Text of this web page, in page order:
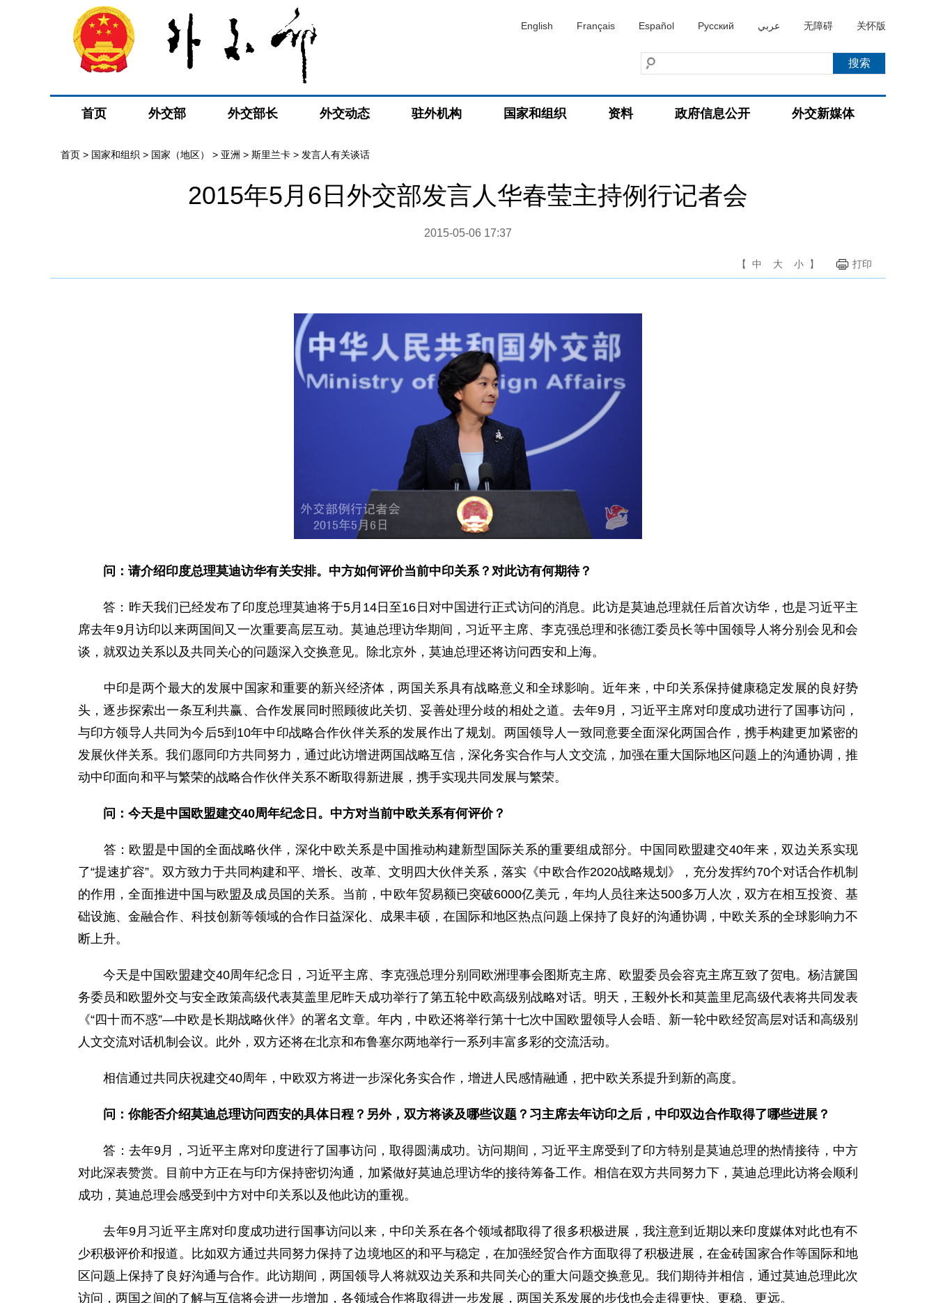
English Français Español Русский عربي 无障碍 关怀版
首页 外交部 外交部长 外交动态 驻外机构 国家和组织 资料 政府信息公开 外交新媒体
首页 > 国家和组织 > 国家（地区） > 亚洲 > 斯里兰卡 > 发言人有关谈话
2015年5月6日外交部发言人华春莹主持例行记者会
2015-05-06 17:37
【 中 大 小 】 打印
问：请介绍印度总理莫迪访华有关安排。中方如何评价当前中印关系？对此访有何期待？
答：昨天我们已经发布了印度总理莫迪将于5月14日至16日对中国进行正式访问的消息。此访是莫迪总理就任后首次访华，也是习近平主
席去年9月访印以来两国间又一次重要高层互动。莫迪总理访华期间，习近平主席、李克强总理和张德江委员长等中国领导人将分别会见和会
谈，就双边关系以及共同关心的问题深入交换意见。除北京外，莫迪总理还将访问西安和上海。
中印是两个最大的发展中国家和重要的新兴经济体，两国关系具有战略意义和全球影响。近年来，中印关系保持健康稳定发展的良好势
头，逐步探索出一条互利共赢、合作发展同时照顾彼此关切、妥善处理分歧的相处之道。去年9月，习近平主席对印度成功进行了国事访问，
与印方领导人共同为今后5到10年中印战略合作伙伴关系的发展作出了规划。两国领导人一致同意要全面深化两国合作，携手构建更加紧密的
发展伙伴关系。我们愿同印方共同努力，通过此访增进两国战略互信，深化务实合作与人文交流，加强在重大国际地区问题上的沟通协调，推
动中印面向和平与繁荣的战略合作伙伴关系不断取得新进展，携手实现共同发展与繁荣。
问： 今天是中国欧盟建交40周年纪念日。中方对当前中欧关系有何评价？
答：欧盟是中国的全面战略伙伴，深化中欧关系是中国推动构建新型国际关系的重要组成部分。中国同欧盟建交40年来，双边关系实现
了“提速扩容”。双方致力于共同构建和平、增长、改革、文明四大伙伴关系，落实《中欧合作2020战略规划》，充分发挥约70个对话合作机制
的作用，全面推进中国与欧盟及成员国的关系。当前，中欧年贸易额已突破6000亿美元，年均人员往来达500多万人次，双方在相互投资、基
础设施、金融合作、科技创新等领域的合作日益深化、成果丰硕，在国际和地区热点问题上保持了良好的沟通协调，中欧关系的全球影响力不
断上升。
今天是中国欧盟建交40周年纪念日，习近平主席、李克强总理分别同欧洲理事会图斯克主席、欧盟委员会容克主席互致了贺电。杨洁篪国
务委员和欧盟外交与安全政策高级代表莫盖里尼昨天成功举行了第五轮中欧高级别战略对话。明天，王毅外长和莫盖里尼高级代表将共同发表
《“四十而不惑”—中欧是长期战略伙伴》的署名文章。年内，中欧还将举行第十七次中国欧盟领导人会晤、新一轮中欧经贸高层对话和高级别
人文交流对话机制会议。此外，双方还将在北京和布鲁塞尔两地举行一系列丰富多彩的交流活动。
相信通过共同庆祝建交40周年，中欧双方将进一步深化务实合作，增进人民感情融通，把中欧关系提升到新的高度。
问：你能否介绍莫迪总理访问西安的具体日程？另外，双方将谈及哪些议题？习主席去年访印之后，中印双边合作取得了哪些进展？
答：去年9月，习近平主席对印度进行了国事访问，取得圆满成功。访问期间，习近平主席受到了印方特别是莫迪总理的热情接待，中方
对此深表赞赏。目前中方正在与印方保持密切沟通，加紧做好莫迪总理访华的接待筹备工作。相信在双方共同努力下，莫迪总理此访将会顺利
成功，莫迪总理会感受到中方对中印关系以及他此访的重视。
去年9月习近平主席对印度成功进行国事访问以来，中印关系在各个领域都取得了很多积极进展，我注意到近期以来印度媒体对此也有不
少积极评价和报道。比如双方通过共同努力保持了边境地区的和平与稳定，在加强经贸合作方面取得了积极进展，在金砖国家合作等国际和地
区问题上保持了良好沟通与合作。此访期间，两国领导人将就双边关系和共同关心的重大问题交换意见。我们期待并相信，通过莫迪总理此次
访问，两国之间的了解与互信将会进一步增加，各领域合作将取得进一步发展，两国关系发展的步伐也会走得更快、更稳、更远。